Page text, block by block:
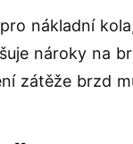
nákladní
nároky na
zátěže brzd